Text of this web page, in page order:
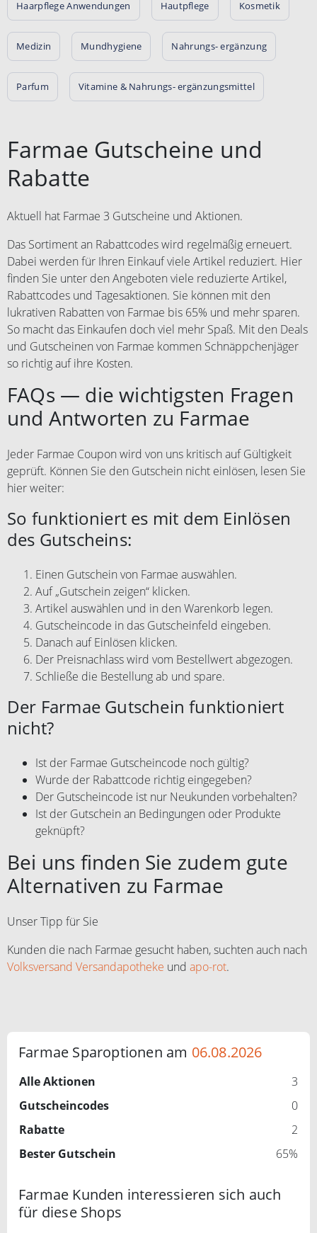
Haarpflege Anwendungen Hautpflege Kosmetik
Medizin Mundhygiene Nahrungs- ergänzung
Parfum Vitamine & Nahrungs- ergänzungsmittel
Farmae Gutscheine und
Rabatte
Aktuell hat Farmae 3 Gutscheine und Aktionen.
Das Sortiment an Rabattcodes wird regelmäßig erneuert.
Dabei werden für Ihren Einkauf viele Artikel reduziert. Hier
finden Sie unter den Angeboten viele reduzierte Artikel,
Rabattcodes und Tagesaktionen. Sie können mit den
lukrativen Rabatten von Farmae bis 65% und mehr sparen.
So macht das Einkaufen doch viel mehr Spaß. Mit den Deals
und Gutscheinen von Farmae kommen Schnäppchenjäger
so richtig auf ihre Kosten.
FAQs — die wichtigsten Fragen
und Antworten zu Farmae
Jeder Farmae Coupon wird von uns kritisch auf Gültigkeit
geprüft. Können Sie den Gutschein nicht einlösen, lesen Sie
hier weiter:
So funktioniert es mit dem Einlösen
des Gutscheins:
Einen Gutschein von Farmae auswählen.
Auf „Gutschein zeigen“ klicken.
Artikel auswählen und in den Warenkorb legen.
Gutscheincode in das Gutscheinfeld eingeben.
Danach auf Einlösen klicken.
Der Preisnachlass wird vom Bestellwert abgezogen.
Schließe die Bestellung ab und spare.
Der Farmae Gutschein funktioniert
nicht?
Ist der Farmae Gutscheincode noch gültig?
Wurde der Rabattcode richtig eingegeben?
Der Gutscheincode ist nur Neukunden vorbehalten?
Ist der Gutschein an Bedingungen oder Produkte
geknüpft?
Bei uns finden Sie zudem gute
Alternativen zu Farmae
Unser Tipp für Sie
Kunden die nach Farmae gesucht haben, suchten auch nach
Volksversand Versandapotheke und apo-rot.
Farmae Sparoptionen am 06.08.2026
Alle Aktionen
3
Gutscheincodes
0
Rabatte
2
Bester Gutschein
65%
Farmae Kunden interessieren sich auch
für diese Shops